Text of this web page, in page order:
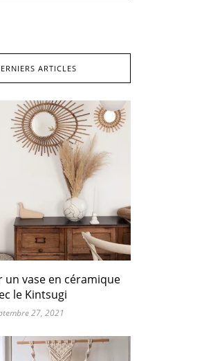
ARTICLES
un vase en céramique
le Kintsugi
27, 2021